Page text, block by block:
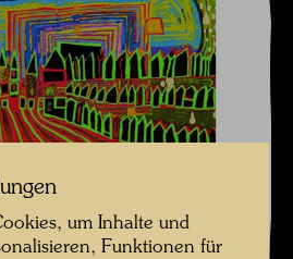
um Inhalte und
Funktionen für